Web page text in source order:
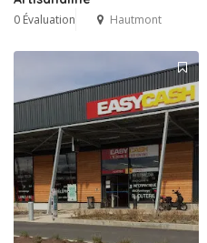
0 Évaluation Hautmont